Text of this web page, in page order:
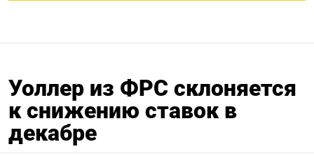
Уоллер из ФРС склоняется
к снижению ставок в
декабре